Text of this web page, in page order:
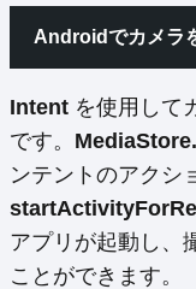
Androidでカメラ
Intent を使用して
です。
ンテントのアクシ
アプリが起動し、
ことができます。